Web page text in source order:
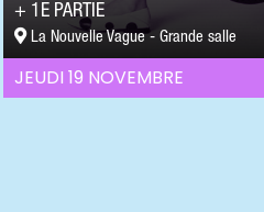
JEUDI 19 NOVEMBRE
1E PARTIE
La Nouvelle Vague - Grande salle